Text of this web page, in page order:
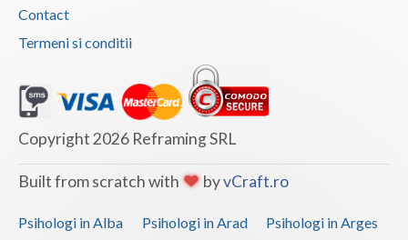
Contact
Termeni si conditii
Copyright 2026 Reframing SRL
Built from scratch with byvCraft.ro
Psihologi in Alba Psihologi in Arad
Psihologi in Arges